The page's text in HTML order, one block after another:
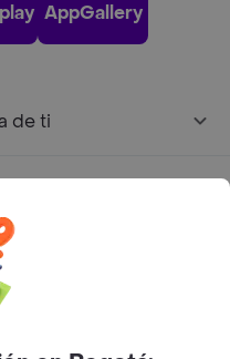
AppGallery
de ti